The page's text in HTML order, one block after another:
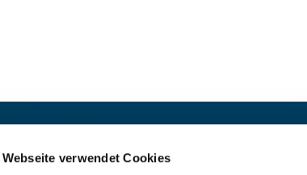
Webseite verwendet Cookies
 +49 30 8859 590